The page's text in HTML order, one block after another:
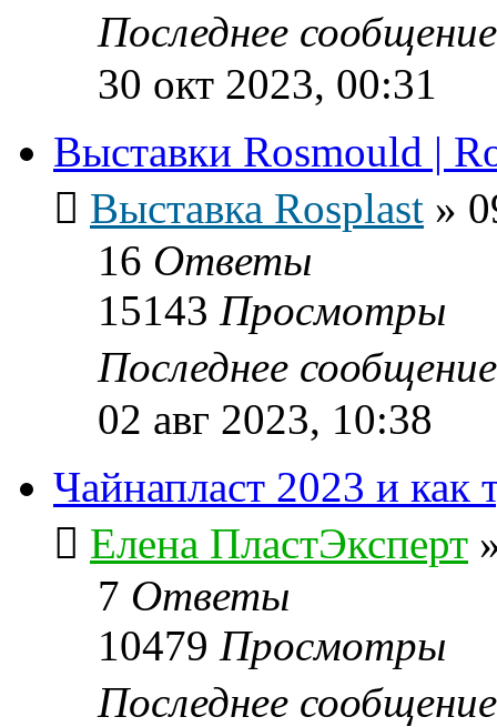
Последнее
30 окт 2023, 00:31
Выставки Rosmould |
Выставка Rosplast »
16 Ответы
15143 Просмотры
Последнее
02 авг 2023, 10:38
Чайнапласт 2023 и как
Елена ПластЭксперт
7 Ответы
10479 Просмотры
Последнее